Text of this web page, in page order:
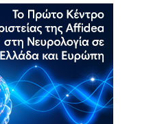
χρήσιμες οδηγίες
Σταυρό
(ΙΑΤΡΙΚΟ ΚΕΝΤΡΟ):
– Ένας πυλώνας